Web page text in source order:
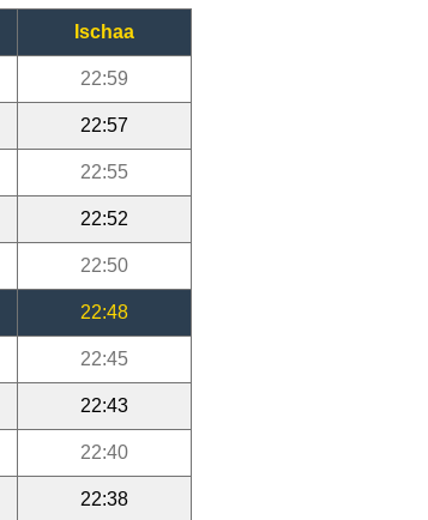
Ischaa
22:59
22:57
22:55
22:52
22:50
22:48
22:45
22:43
22:40
22:38